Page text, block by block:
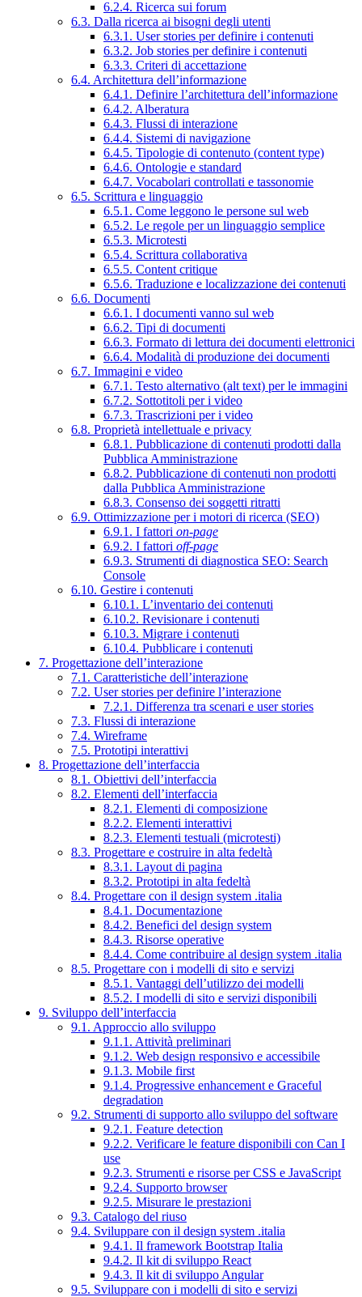
6.2.4. Ricerca sui forum
6.3. Dalla ricerca ai bisogni degli utenti
6.3.1. User stories per definire i contenuti
6.3.2. Job stories per definire i contenuti
6.3.3. Criteri di accettazione
6.4. Architettura dell’informazione
6.4.1. Definire l’architettura dell’informazione
6.4.2. Alberatura
6.4.3. Flussi di interazione
6.4.4. Sistemi di navigazione
6.4.5. Tipologie di contenuto (content type)
6.4.6. Ontologie e standard
6.4.7. Vocabolari controllati e tassonomie
6.5. Scrittura e linguaggio
6.5.1. Come leggono le persone sul web
6.5.2. Le regole per un linguaggio semplice
6.5.3. Microtesti
6.5.4. Scrittura collaborativa
6.5.5. Content critique
6.5.6. Traduzione e localizzazione dei contenuti
6.6. Documenti
6.6.1. I documenti vanno sul web
6.6.2. Tipi di documenti
6.6.3. Formato di lettura dei documenti elettronici
6.6.4. Modalità di produzione dei documenti
6.7. Immagini e video
6.7.1. Testo alternativo (alt text) per le immagini
6.7.2. Sottotitoli per i video
6.7.3. Trascrizioni per i video
6.8. Proprietà intellettuale e privacy
6.8.1. Pubblicazione di contenuti prodotti dalla
Pubblica Amministrazione
6.8.2. Pubblicazione di contenuti non prodotti
dalla Pubblica Amministrazione
6.8.3. Consenso dei soggetti ritratti
6.9. Ottimizzazione per i motori di ricerca (SEO)
6.9.1. I fattori on-page
6.9.2. I fattori off-page
6.9.3. Strumenti di diagnostica SEO: Search
Console
6.10. Gestire i contenuti
6.10.1. L’inventario dei contenuti
6.10.2. Revisionare i contenuti
6.10.3. Migrare i contenuti
6.10.4. Pubblicare i contenuti
7. Progettazione dell’interazione
7.1. Caratteristiche dell’interazione
7.2. User stories per definire l’interazione
7.2.1. Differenza tra scenari e user stories
7.3. Flussi di interazione
7.4. Wireframe
7.5. Prototipi interattivi
8. Progettazione dell’interfaccia
8.1. Obiettivi dell’interfaccia
8.2. Elementi dell’interfaccia
8.2.1. Elementi di composizione
8.2.2. Elementi interattivi
8.2.3. Elementi testuali (microtesti)
8.3. Progettare e costruire in alta fedeltà
8.3.1. Layout di pagina
8.3.2. Prototipi in alta fedeltà
8.4. Progettare con il design system .italia
8.4.1. Documentazione
8.4.2. Benefici del design system
8.4.3. Risorse operative
8.4.4. Come contribuire al design system .italia
8.5. Progettare con i modelli di sito e servizi
8.5.1. Vantaggi dell’utilizzo dei modelli
8.5.2. I modelli di sito e servizi disponibili
9. Sviluppo dell’interfaccia
9.1. Approccio allo sviluppo
9.1.1. Attività preliminari
9.1.2. Web design responsivo e accessibile
9.1.3. Mobile first
9.1.4. Progressive enhancement e Graceful
degradation
9.2. Strumenti di supporto allo sviluppo del software
9.2.1. Feature detection
9.2.2. Verificare le feature disponibili con Can I
use
9.2.3. Strumenti e risorse per CSS e JavaScript
9.2.4. Supporto browser
9.2.5. Misurare le prestazioni
9.3. Catalogo del riuso
9.4. Sviluppare con il design system .italia
9.4.1. Il framework Bootstrap Italia
9.4.2. Il kit di sviluppo React
9.4.3. Il kit di sviluppo Angular
9.5. Sviluppare con i modelli di sito e servizi